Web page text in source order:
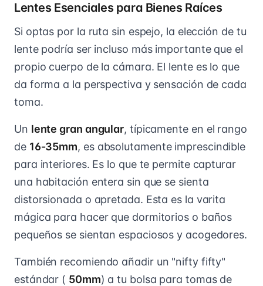
Lentes Esenciales para Bienes Raíces
Si optas por la ruta sin espejo, la elección de tu
lente podría ser incluso más importante que el
propio cuerpo de la cámara. El lente es lo que
da forma a la perspectiva y sensación de cada
toma.
Un lente gran angular, típicamente en el rango
de 16-35mm, es absolutamente imprescindible
para interiores. Es lo que te permite capturar
una habitación entera sin que se sienta
distorsionada o apretada. Esta es la varita
mágica para hacer que dormitorios o baños
pequeños se sientan espaciosos y acogedores.
También recomiendo añadir un "nifty fifty"
estándar ( 50mm) a tu bolsa para tomas de